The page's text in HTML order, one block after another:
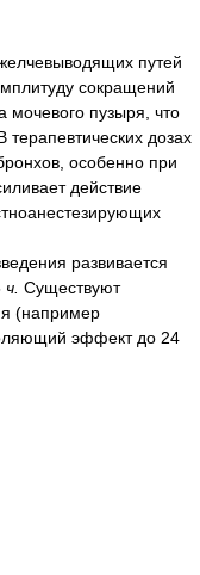
путей
сокращений
мочевого пузыря, что
дозах
особенно при
действие
развивается
ч. Существуют
(например
эффект до 24